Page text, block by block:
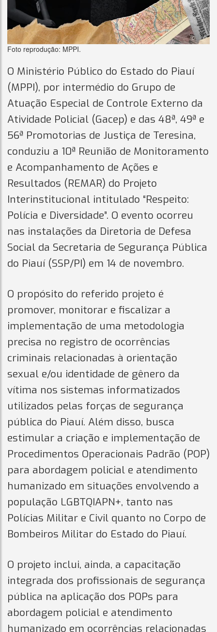
Foto reprodução: MPPI.
O Ministério Público do Estado do Piauí
(MPPI), por intermédio do Grupo de
Atuação Especial de Controle Externo da
Atividade Policial (Gacep) e das 48ª, 49ª e
56ª Promotorias de Justiça de Teresina,
conduziu a 10ª Reunião de Monitoramento
e Acompanhamento de Ações e
Resultados (REMAR) do Projeto
Interinstitucional intitulado “Respeito:
Polícia e Diversidade”. O evento ocorreu
nas instalações da Diretoria de Defesa
Social da Secretaria de Segurança Pública
do Piauí (SSP/PI) em 14 de novembro.
O propósito do referido projeto é
promover, monitorar e fiscalizar a
implementação de uma metodologia
precisa no registro de ocorrências
criminais relacionadas à orientação
sexual e/ou identidade de gênero da
vítima nos sistemas informatizados
utilizados pelas forças de segurança
pública do Piauí. Além disso, busca
estimular a criação e implementação de
Procedimentos Operacionais Padrão (POP)
para abordagem policial e atendimento
humanizado em situações envolvendo a
população LGBTQIAPN+, tanto nas
Polícias Militar e Civil quanto no Corpo de
Bombeiros Militar do Estado do Piauí.
O projeto inclui, ainda, a capacitação
integrada dos profissionais de segurança
pública na aplicação dos POPs para
abordagem policial e atendimento
humanizado em ocorrências relacionadas